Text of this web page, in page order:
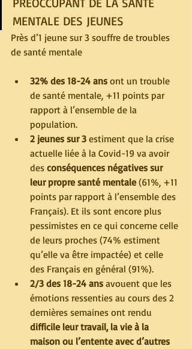
MENTALE DES JEUNES
Près d’1 jeune sur 3 souffre de troubles
de santé mentale
32% des 18-24 ans ont un trouble
de santé mentale, +11 points par
rapport à l’ensemble de la
population.
2 jeunes sur 3 estiment que la crise
actuelle liée à la Covid-19 va avoir
des conséquences négatives sur
leur propre santé mentale (61%, +11
points par rapport à l’ensemble des
Français). Et ils sont encore plus
pessimistes en ce qui concerne celle
de leurs proches (74% estiment
qu’elle va être impactée) et celle
des Français en général (91%).
2/3 des 18-24 ans avouent que les
émotions ressenties au cours des 2
dernières semaines ont rendu
difficile leur travail, la vie à la
maison ou l’entente avec d’autres